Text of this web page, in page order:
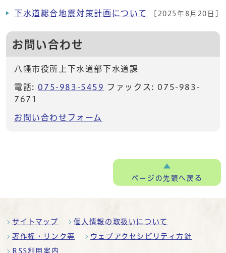
下水道総合地震対策計画について [2025年8月20日]
お問い合わせ
八幡市役所上下水道部下水道課
電話: 075-983-5459 ファックス: 075-983-
7671
お問い合わせフォーム
ページの先頭へ戻る
サイトマップ 個人情報の取扱いについて
著作権・リンク等 ウェブアクセシビリティ方針
RSS利用案内